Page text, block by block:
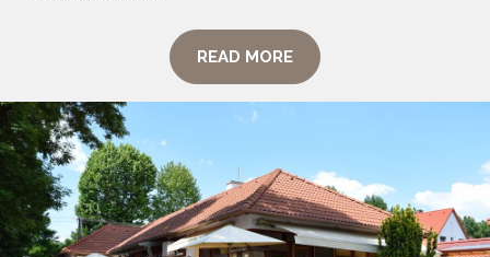
READ MORE